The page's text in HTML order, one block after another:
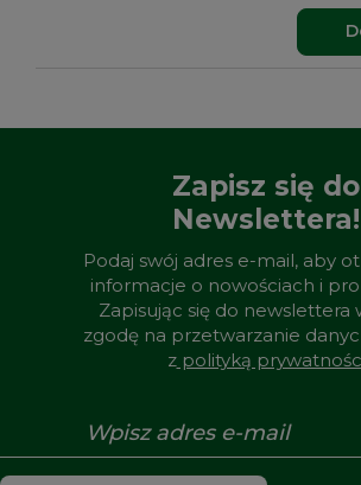
Zapisz się do
Newslettera!
Podaj swój adres e-mail, aby
informacje o nowościach i
Zapisując się do newslettera
zgodę na przetwarzanie
zpolityką